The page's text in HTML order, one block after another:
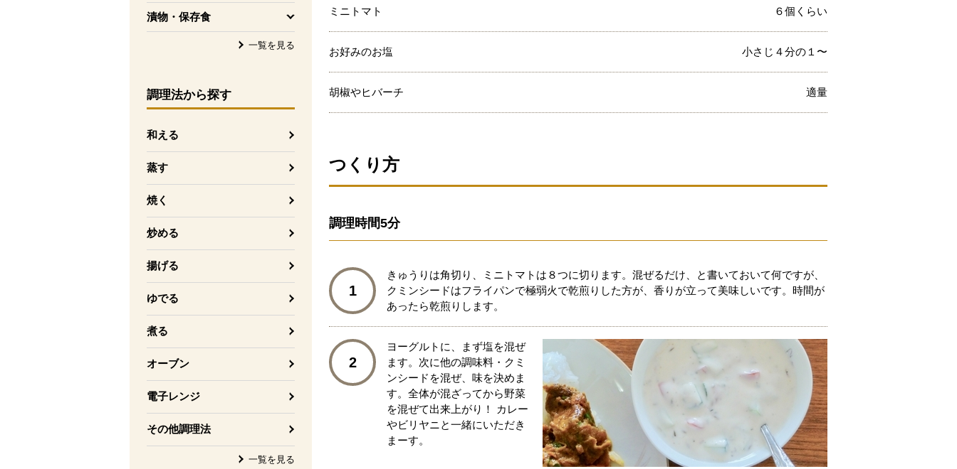
漬物・保存食
を開く
一覧を見る
調理法から探す
和える
蒸す
焼く
炒める
揚げる
ゆでる
煮る
オーブン
電子レンジ
その他調理法
一覧を見る
ミニトマト ６個くらい
お好みのお塩 小さじ４分の１〜
胡椒やヒバーチ 適量
つくり方
調理時間5分
1
きゅうりは角切り、ミニトマトは８つに切ります。混ぜるだけ、と書いておいて何ですが、
クミンシードはフライパンで極弱火で乾煎りした方が、香りが立って美味しいです。時間が
あったら乾煎りします。
2
ヨーグルトに、まず塩を混ぜ
ます。次に他の調味料・クミ
ンシードを混ぜ、味を決めま
す。全体が混ざってから野菜
を混ぜて出来上がり！ カレー
やビリヤニと一緒にいただき
まーす。